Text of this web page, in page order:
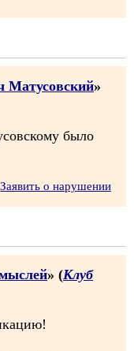
Матусовский»
было
Заявить о нарушении
» (Клуб